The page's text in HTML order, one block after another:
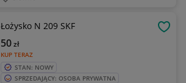
Łożysko N 209 SKF
KUP TERAZ
50zł
STAN: NOWY
SPRZEDAJĄCY: OSOBA PRYWATNA